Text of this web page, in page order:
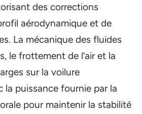
des corrections
aérodynamique et de
La mécanique des fluides
le frottement de l’air et la
sur la voilure
la puissance fournie par la
pour maintenir la stabilité